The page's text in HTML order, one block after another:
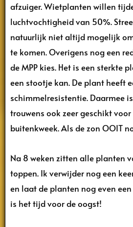
afzuiger. Wietplanten willen
luchtvochtigheid van 50%.
natuurlijk niet altijd mogelijk
te komen. Overigens nog een
de MPP kies. Het is een sterkte
een stootje kan. De plant heeft
schimmelresistentie. Daarmee
trouwens ook zeer geschikt
buitenkweek. Als de zon OOIT
Na 8 weken zitten alle planten
toppen. Ik verwijder nog een
en laat de planten nog even
is het tijd voor de oogst!